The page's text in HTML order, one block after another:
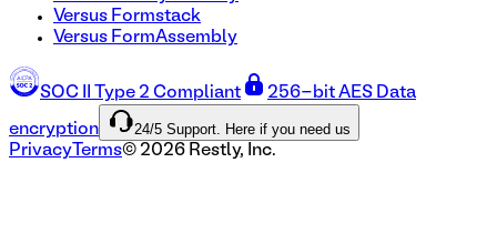
Versus Formstack
Versus FormAssembly
SOC II Type 2 Compliant 256-bit AES Data
encryption 24/5 Support. Here if you need us
Privacy Terms© 2026 Restly, Inc.